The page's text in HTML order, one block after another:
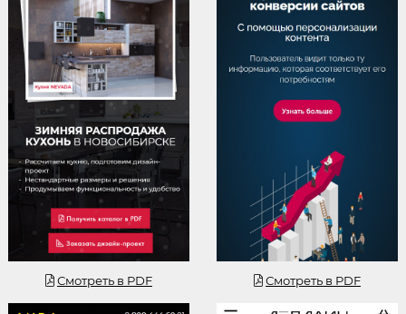
Смотреть в PDF
Смотреть
Смотреть в PDF
Смотреть